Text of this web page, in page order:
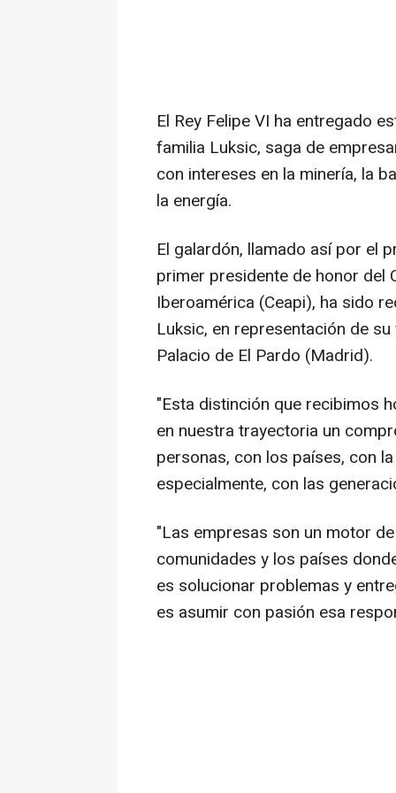
El Rey Felipe VI ha entregado
familia Luksic, saga de
con intereses en la minería, la
la energía.
El galardón, llamado así por el
primer presidente de honor del
Iberoamérica (Ceapi), ha sido
Luksic, en representación de
Palacio de El Pardo (Madrid).
"Esta distinción que recibimos
en nuestra trayectoria un
personas, con los países, con
especialmente, con las
"Las empresas son un motor
comunidades y los países
es solucionar problemas y
es asumir con pasión esa